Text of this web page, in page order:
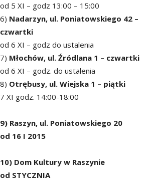
od 5 XI – godz 13:00 – 15:00
6) Nadarzyn, ul. Poniatowskiego 42 –
czwartki
od 6 XI – godz do ustalenia
7) Młochów, ul. Źródlana 1 – czwartki
od 6 XI – godz. do ustalenia
8) Otrębusy, ul. Wiejska 1 – piątki
7 XI godz. 14:00-18:00
9) Raszyn, ul. Poniatowskiego 20
od 16 I 2015
10) Dom Kultury w Raszynie
od STYCZNIA